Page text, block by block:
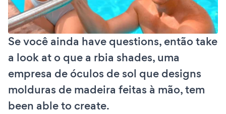
Se você ainda have questions, então take
a look at o que a rbia shades, uma
empresa de óculos de sol que designs
molduras de madeira feitas à mão, tem
been able to create.